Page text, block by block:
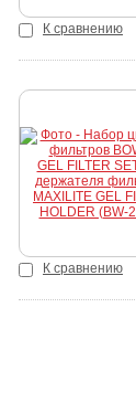
К сравнению
К сравнению
Купить